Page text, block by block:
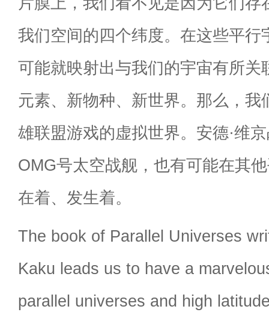
我们空间的四个纬度。在这些平行
可能就映射出与我们的宇宙有所关
元素、新物种、新世界。那么，我
雄联盟游戏的虚拟世界。安德·维
OMG号太空战舰，也有可能在其
在着、发生着。
The book of Parallel Universes
Kaku leads us to have a
parallel universes and high